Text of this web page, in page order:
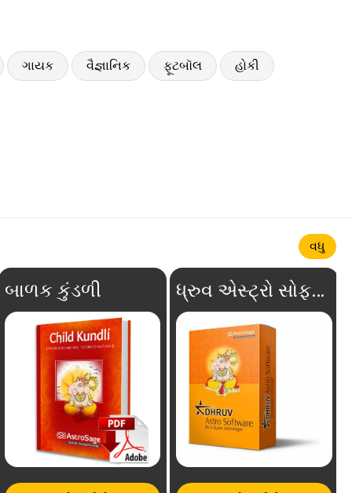
ગાયક વૈજ્ઞાનિક ફૂટબૉલ હોકી
વધુ
બાળક કુંડળી ધ્રુવ એસ્ટ્રો સોફ્ટવેર